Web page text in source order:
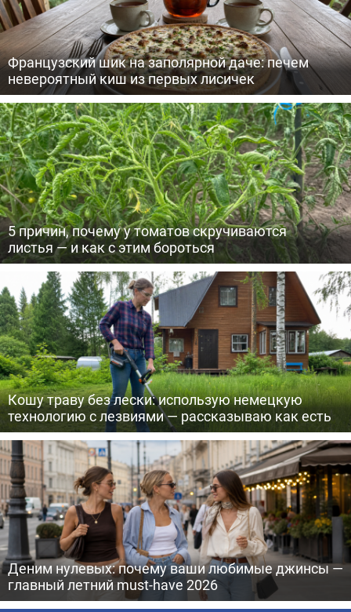
Французский шик на заполярной даче: печем
невероятный киш из первых лисичек
5 причин, почему у томатов скручиваются
листья — и как с этим бороться
Кошу траву без лески: использую немецкую
технологию с лезвиями — рассказываю как есть
Деним нулевых: почему ваши любимые джинсы —
главный летний must-have 2026